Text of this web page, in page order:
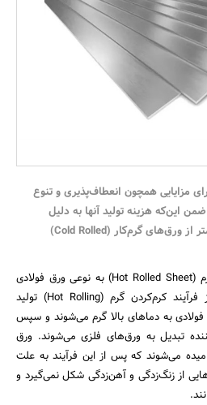
بانک، بیمه و سرمایه
مسکن و ساختمان
مزایایی همچون انعطاف‌پذیری و تنوع
این‌که هزینه تولید آنها به دلیل
استفاده از فرآیند گرم کردن کمتر از ورق‌های گرم‌کار (Cold Rolled)
ورق سیاه برش خورده یا ورق گرم (Hot Rolled Sheet) به نوعی ورق فولادی
اطلاق می‌شود که با استفاده از فرآیند کرم‌کردن گرم (Hot Rolling) تولید
به دماهای بالا گرم می‌شوند و سپس
تبدیل به ورق‌های فلزی می‌شوند. ورق
می‌شوند که پس از این فرآیند به علت
از زنگ‌زدگی و آهن‌زدگی شکل نمی‌گیرد و